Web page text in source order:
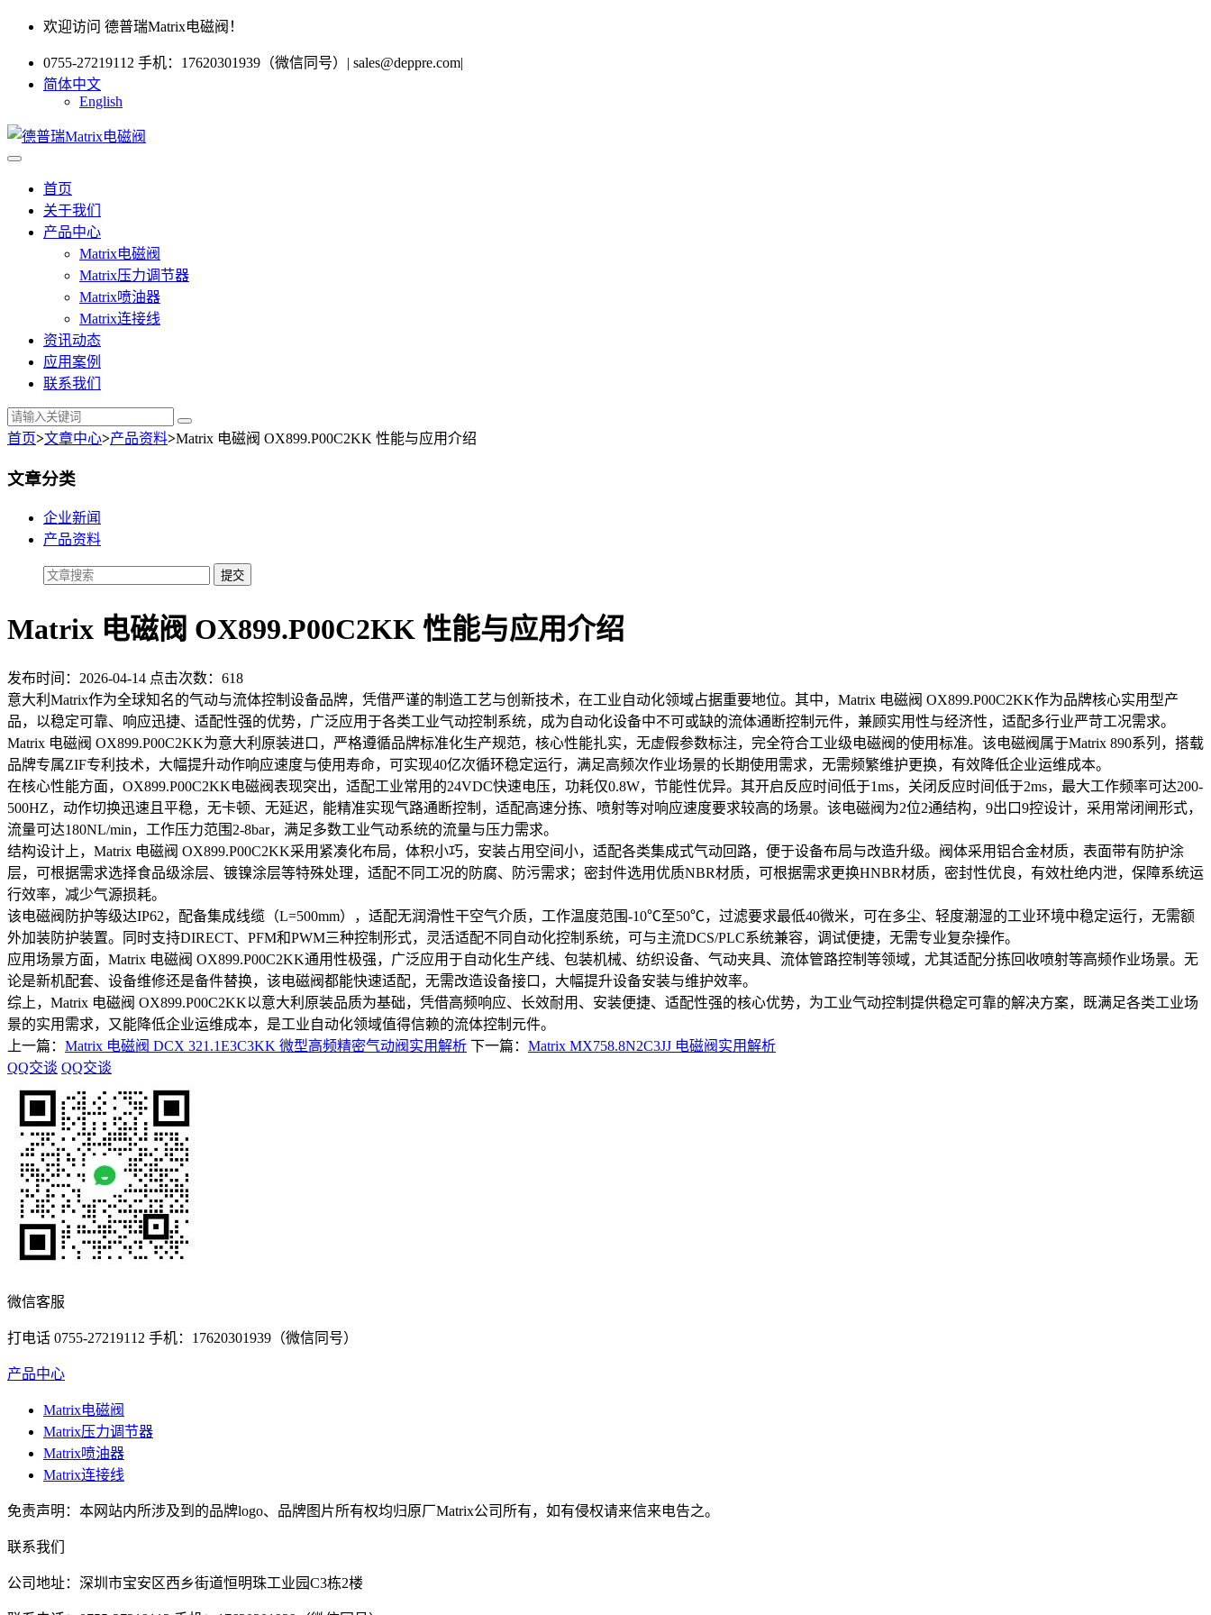
欢迎访问 德普瑞Matrix电磁阀！
0755-27219112 手机：17620301939（微信同号） | sales@deppre.com|
简体中文
English
首页
关于我们
产品中心
Matrix电磁阀
Matrix压力调节器
Matrix喷油器
Matrix连接线
资讯动态
应用案例
联系我们
首页>文章中心>产品资料>Matrix 电磁阀 OX899.P00C2KK 性能与应用介绍
文章分类
企业新闻
产品资料
Matrix 电磁阀 OX899.P00C2KK 性能与应用介绍
发布时间：2026-04-14 点击次数：618
意大利Matrix作为全球知名的气动与流体控制设备品牌，凭借严谨的制造工艺与创新技术，在工业自动化领域占据重要地位。其中，Matrix 电磁阀 OX899.P00C2KK作为品牌核心实用型产
品，以稳定可靠、响应迅捷、适配性强的优势，广泛应用于各类工业气动控制系统，成为自动化设备中不可或缺的流体通断控制元件，兼顾实用性与经济性，适配多行业严苛工况需求。
Matrix 电磁阀 OX899.P00C2KK为意大利原装进口，严格遵循品牌标准化生产规范，核心性能扎实，无虚假参数标注，完全符合工业级电磁阀的使用标准。该电磁阀属于Matrix 890系列，搭载
品牌专属ZIF专利技术，大幅提升动作响应速度与使用寿命，可实现40亿次循环稳定运行，满足高频次作业场景的长期使用需求，无需频繁维护更换，有效降低企业运维成本。
在核心性能方面，OX899.P00C2KK电磁阀表现突出，适配工业常用的24VDC快速电压，功耗仅0.8W，节能性优异。其开启反应时间低于1ms，关闭反应时间低于2ms，最大工作频率可达200-
500HZ，动作切换迅速且平稳，无卡顿、无延迟，能精准实现气路通断控制，适配高速分拣、喷射等对响应速度要求较高的场景。该电磁阀为2位2通结构，9出口9控设计，采用常闭闸形式，
流量可达180NL/min，工作压力范围2-8bar，满足多数工业气动系统的流量与压力需求。
结构设计上，Matrix 电磁阀 OX899.P00C2KK采用紧凑化布局，体积小巧，安装占用空间小，适配各类集成式气动回路，便于设备布局与改造升级。阀体采用铝合金材质，表面带有防护涂
层，可根据需求选择食品级涂层、镀镍涂层等特殊处理，适配不同工况的防腐、防污需求；密封件选用优质NBR材质，可根据需求更换HNBR材质，密封性优良，有效杜绝内泄，保障系统运
行效率，减少气源损耗。
该电磁阀防护等级达IP62，配备集成线缆（L=500mm），适配无润滑性干空气介质，工作温度范围-10℃至50℃，过滤要求最低40微米，可在多尘、轻度潮湿的工业环境中稳定运行，无需额
外加装防护装置。同时支持DIRECT、PFM和PWM三种控制形式，灵活适配不同自动化控制系统，可与主流DCS/PLC系统兼容，调试便捷，无需专业复杂操作。
应用场景方面，Matrix 电磁阀 OX899.P00C2KK通用性极强，广泛应用于自动化生产线、包装机械、纺织设备、气动夹具、流体管路控制等领域，尤其适配分拣回收喷射等高频作业场景。无
论是新机配套、设备维修还是备件替换，该电磁阀都能快速适配，无需改造设备接口，大幅提升设备安装与维护效率。
综上，Matrix 电磁阀 OX899.P00C2KK以意大利原装品质为基础，凭借高频响应、长效耐用、安装便捷、适配性强的核心优势，为工业气动控制提供稳定可靠的解决方案，既满足各类工业场
景的实用需求，又能降低企业运维成本，是工业自动化领域值得信赖的流体控制元件。
上一篇： Matrix 电磁阀 DCX 321.1E3C3KK 微型高频精密气动阀实用解析 下一篇： Matrix MX758.8N2C3JJ 电磁阀实用解析
QQ交谈 QQ交谈
微信客服
打电话 0755-27219112 手机：17620301939（微信同号）
产品中心
Matrix电磁阀
Matrix压力调节器
Matrix喷油器
Matrix连接线
免责声明：本网站内所涉及到的品牌logo、品牌图片所有权均归原厂Matrix公司所有，如有侵权请来信来电告之。
联系我们
公司地址：深圳市宝安区西乡街道恒明珠工业园C3栋2楼